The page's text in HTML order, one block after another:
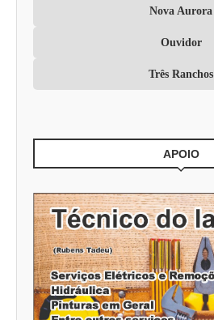
Nova Aurora
Ouvidor
Três Ranchos
APOIO